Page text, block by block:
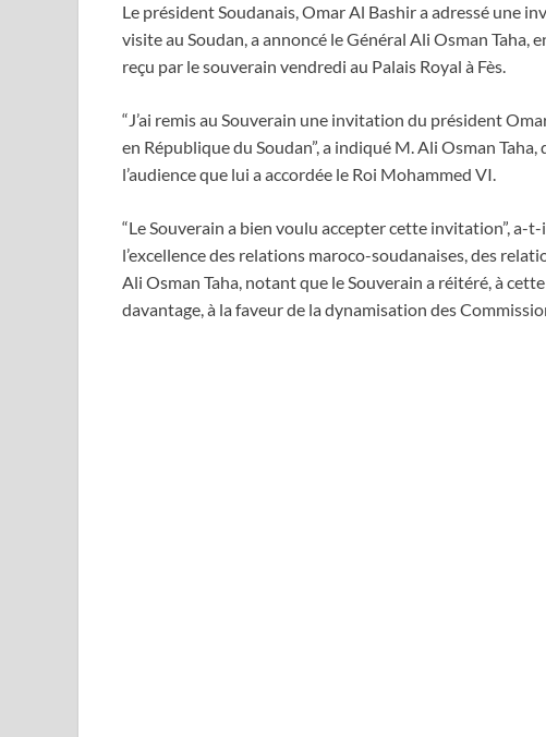
Le président Soudanais, Omar Al Bashir a adressé une
visite au Soudan, a annoncé le Général Ali Osman Taha,
reçu par le souverain vendredi au Palais Royal à Fès.
“J’ai remis au Souverain une invitation du président
en République du Soudan”, a indiqué M. Ali Osman Taha,
l’audience que lui a accordée le Roi Mohammed VI.
“Le Souverain a bien voulu accepter cette invitation”, a-
l’excellence des relations maroco-soudanaises, des
Ali Osman Taha, notant que le Souverain a réitéré, à
davantage, à la faveur de la dynamisation des